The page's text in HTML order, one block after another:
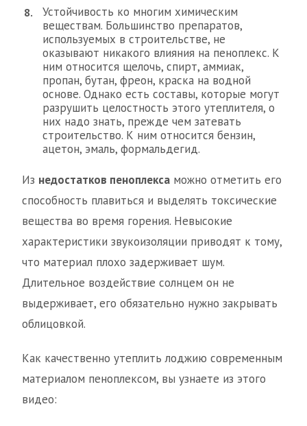
Устойчивость ко многим химическим
веществам. Большинство препаратов,
используемых в строительстве, не
оказывают никакого влияния на пеноплекс. К
ним относится щелочь, спирт, аммиак,
пропан, бутан, фреон, краска на водной
основе. Однако есть составы, которые могут
разрушить целостность этого утеплителя, о
них надо знать, прежде чем затевать
строительство. К ним относится бензин,
ацетон, эмаль, формальдегид.
Из недостатков пеноплекса можно отметить его
способность плавиться и выделять токсические
вещества во время горения. Невысокие
характеристики звукоизоляции приводят к тому,
что материал плохо задерживает шум.
Длительное воздействие солнцем он не
выдерживает, его обязательно нужно закрывать
облицовкой.
Как качественно утеплить лоджию современным
материалом пеноплексом, вы узнаете из этого
видео: